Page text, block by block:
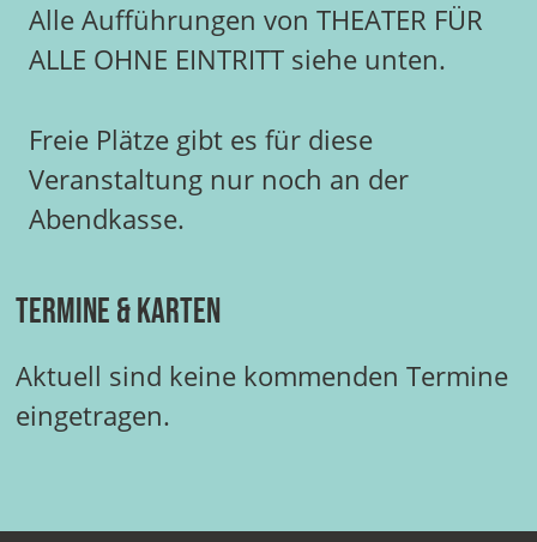
Alle Aufführungen von THEATER FÜR
ALLE OHNE EINTRITT siehe unten.
Freie Plätze gibt es für diese
Veranstaltung nur noch an der
Abendkasse.
Termine & Karten
Aktuell sind keine kommenden Termine
eingetragen.